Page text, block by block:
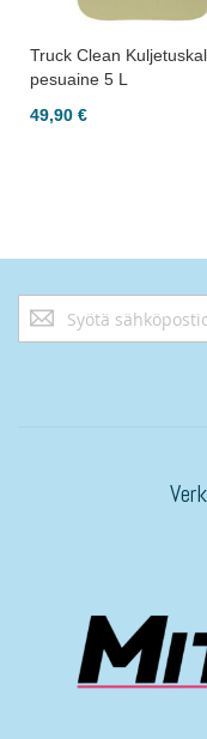
Truck Clean
pesuaine 5 L
49,90 €
Tilaa
uutiskirjeemme: